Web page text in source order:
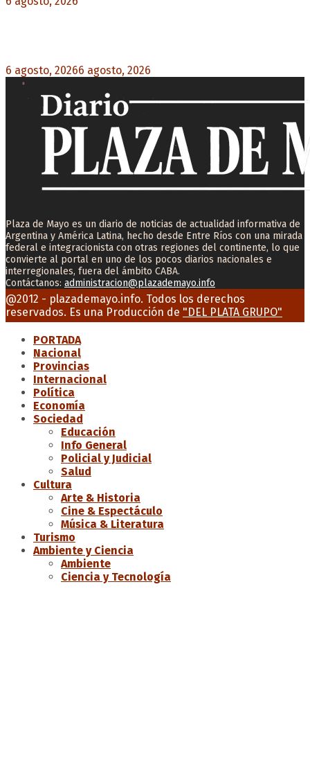
6 agosto, 20266 agosto, 2026
Plaza de Mayo es un diario de noticias de actualidad informativa de
Argentina y América Latina, hecho desde Entre Ríos con una mirada
federal e integracionista con otras regiones del continente, lo que
convierte al portal en uno de los pocos diarios nacionales e
interregionales, fuera del ámbito CABA.
Contáctanos: administracion@plazademayo.info
Facebook
Twitter
Instagram
Youtube
Email
@2012 - plazademayo.info. Todos los derechos
reservados. Es una Producción de "DEL PLATA GRUPO"
PORTADA
Nacional
Provincias
Internacional
Política
Economía
Sociedad
Educación
Info General
Policial y Judicial
Salud
Cultura
Arte & Historia
Cine & Espectáculo
Música & Literatura
Turismo
Ambiente y Ciencia
Ambiente
Ciencia y Tecnología